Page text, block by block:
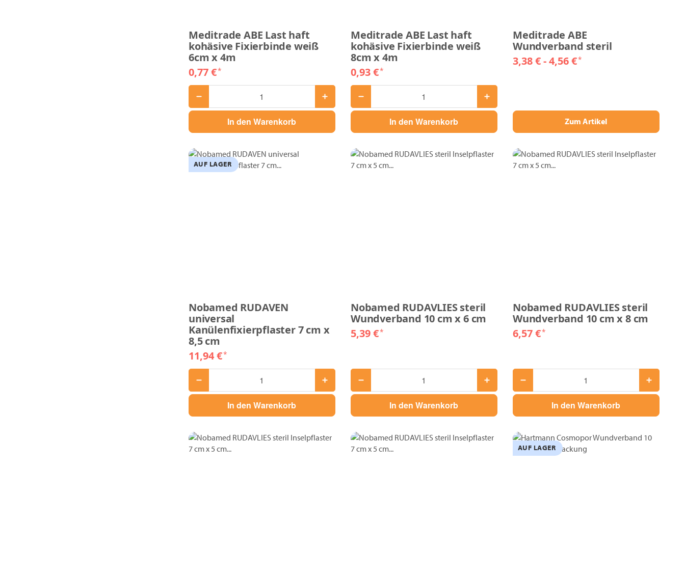
Meditrade ABE Last haft
kohäsive Fixierbinde weiß
6cm x 4m
0,77 €*
In den Warenkorb
Meditrade ABE Last haft
kohäsive Fixierbinde weiß
8cm x 4m
0,93 €*
In den Warenkorb
Meditrade ABE
Wundverband steril
3,38 € -4,56 €*
Zum Artikel
AUF LAGER
Nobamed RUDAVEN
universal
Kanülenfixierpflaster 7 cm x
8,5 cm
11,94 €*
In den Warenkorb
Nobamed RUDAVLIES steril
Wundverband 10 cm x 6 cm
5,39 €*
In den Warenkorb
Nobamed RUDAVLIES steril
Wundverband 10 cm x 8 cm
6,57 €*
In den Warenkorb
AUF LAGER